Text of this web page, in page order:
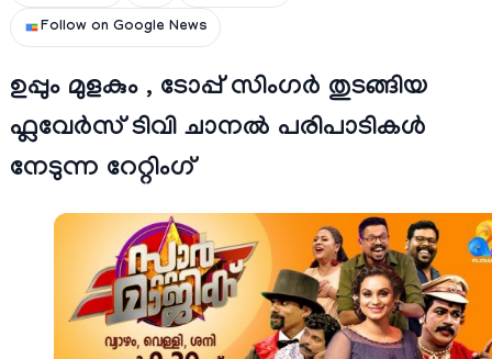
Follow on Google News
ഉപ്പും മുളകും , ടോപ്പ് സിംഗര്‍ തുടങ്ങിയ
ഫ്ലവേര്‍സ് ടിവി ചാനല്‍ പരിപാടികള്‍
നേടുന്ന റേറ്റിംഗ്